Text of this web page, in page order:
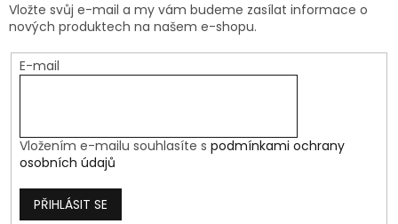
Vložte svůj e-mail a my vám budeme zasílat informace o
nových produktech na našem e-shopu.
E-mail
Vložením e-mailu souhlasíte s podmínkami ochrany
osobních údajů
PŘIHLÁSIT SE